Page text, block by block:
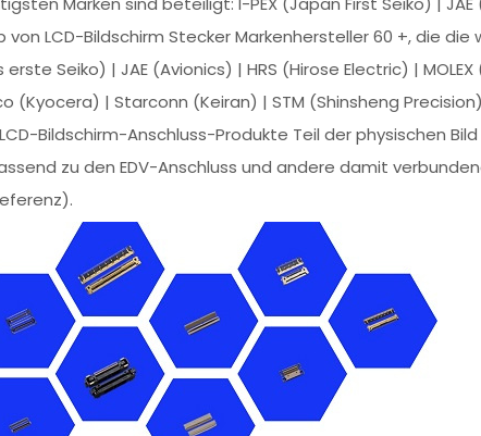
LCD-Bildschirm Stecker Markenhersteller 60 +, die die
Seiko) | JAE (Avionics) | HRS (Hirose Electric) | MOLEX
(Kyocera) | Starconn (Keiran) | STM (Shinsheng
Bildschirm-Anschluss-Produkte Teil der physischen Bild
zu den EDV-Anschluss und andere damit